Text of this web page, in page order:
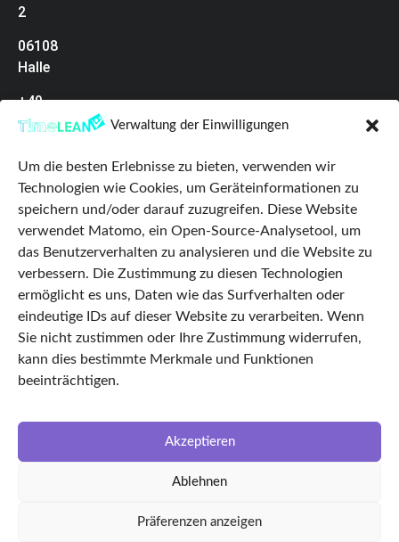
Verwaltung der Einwilligungen
Um die besten Erlebnisse zu bieten, verwenden wir
Technologien wie Cookies, um Geräteinformationen zu
speichern und/oder darauf zuzugreifen. Diese Website
verwendet Matomo, ein Open-Source-Analysetool, um
das Benutzerverhalten zu analysieren und die Website zu
verbessern. Die Zustimmung zu diesen Technologien
ermöglicht es uns, Daten wie das Surfverhalten oder
eindeutige IDs auf dieser Website zu verarbeiten. Wenn
Sie nicht zustimmen oder Ihre Zustimmung widerrufen,
kann dies bestimmte Merkmale und Funktionen
beeinträchtigen.
Akzeptieren
Ablehnen
Präferenzen anzeigen
2
06108
Halle
+49
(0)345
Impressum
AGB
Cookie Policy
Startseite
Features
TimeLEAN Login
Über uns
Facebook
kvin Ingenieursgesellschaft